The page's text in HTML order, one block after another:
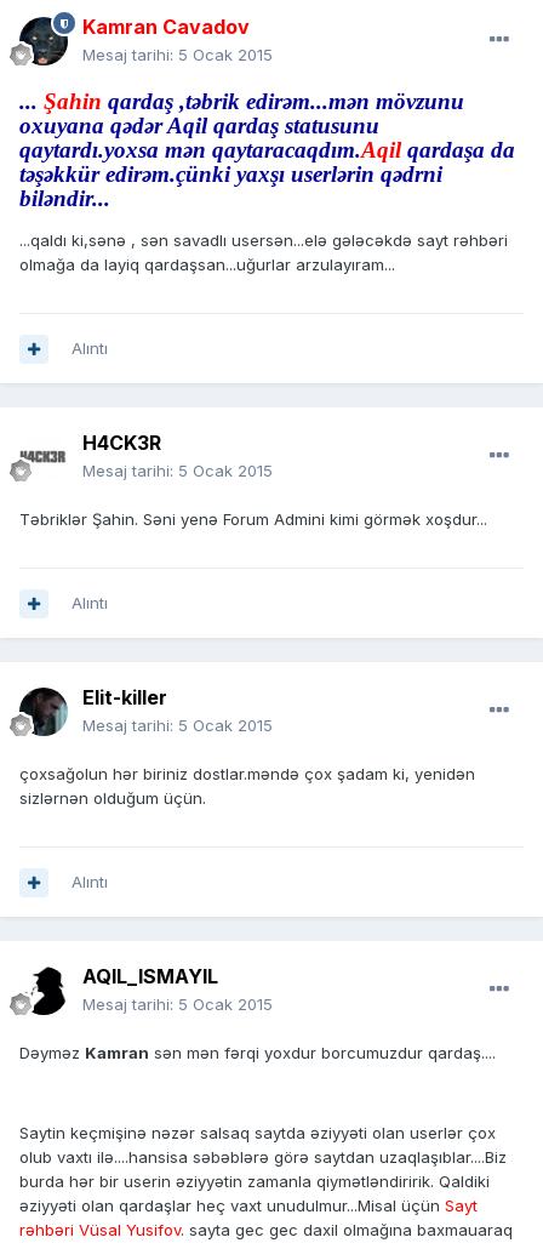
Kamran Cavadov
Mesaj tarihi: 5 Ocak 2015
... Şahin qardaş ,təbrik edirəm...mən mövzunu
oxuyana qədər Aqil qardaş statusunu
qaytardı.yoxsa mən qaytaracaqdım.Aqilqardaşa da
təşəkkür edirəm.çünki yaxşı userlərin qədrni
biləndir...
...qaldı ki,sənə , sən savadlı usersən...elə gələcəkdə sayt rəhbəri
olmağa da layiq qardaşsan...uğurlar arzulayıram...
Alıntı
H4CK3R
Mesaj tarihi: 5 Ocak 2015
Təbriklər Şahin. Səni yenə Forum Admini kimi görmək xoşdur...
Alıntı
Elit-killer
Mesaj tarihi: 5 Ocak 2015
çoxsağolun hər biriniz dostlar.məndə çox şadam ki, yenidən
sizlərnən olduğum üçün.
Alıntı
AQIL_ISMAYIL
Mesaj tarihi: 5 Ocak 2015
Dəyməz Kamran sən mən fərqi yoxdur borcumuzdur qardaş....
Saytin keçmişinə nəzər salsaq saytda əziyyəti olan userlər çox
olub vaxtı ilə....hansisa səbəblərə görə saytdan uzaqlaşıblar....Biz
burda hər bir userin əziyyətin zamanla qiymətləndiririk. Qaldiki
əziyyəti olan qardaşlar heç vaxt unudulmur...Misal üçün Sayt
rəhbəri Vüsal Yusifov. sayta gec gec daxil olmağına baxmauaraq